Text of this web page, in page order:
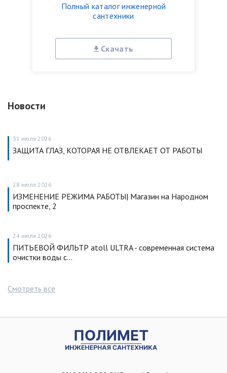
Полный каталог инженерной
сантехники
Скачать
Новости
31 июля 2026
ЗАЩИТА ГЛАЗ, КОТОРАЯ НЕ ОТВЛЕКАЕТ ОТ РАБОТЫ
28 июля 2026
ИЗМЕНЕНИЕ РЕЖИМА РАБОТЫ| Магазин на Народном
проспекте, 2
24 июля 2026
ПИТЬЕВОЙ ФИЛЬТР atoll ULTRA - современная система
очистки воды с…
Смотреть все